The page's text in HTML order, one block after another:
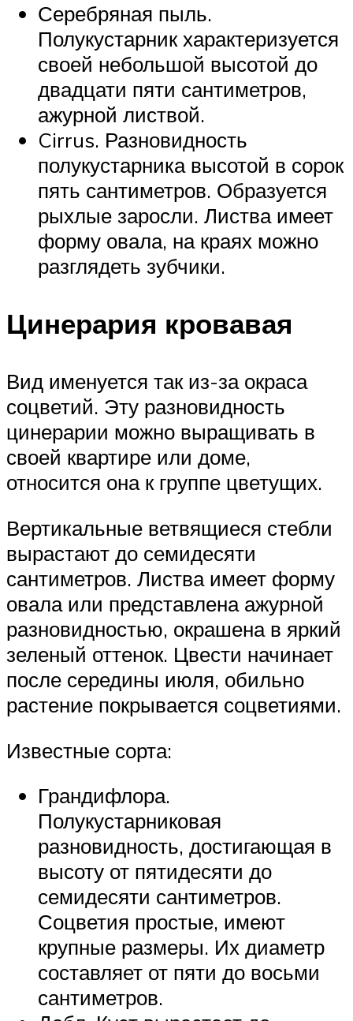
Серебряная пыль.
Полукустарник характеризуется
своей небольшой высотой до
двадцати пяти сантиметров,
ажурной листвой.
Cirrus. Разновидность
полукустарника высотой в сорок
пять сантиметров. Образуется
рыхлые заросли. Листва имеет
форму овала, на краях можно
разглядеть зубчики.
Цинерария кровавая
Вид именуется так из-за окраса
соцветий. Эту разновидность
цинерарии можно выращивать в
своей квартире или доме,
относится она к группе цветущих.
Вертикальные ветвящиеся стебли
вырастают до семидесяти
сантиметров. Листва имеет форму
овала или представлена ажурной
разновидностью, окрашена в яркий
зеленый оттенок. Цвести начинает
после середины июля, обильно
растение покрывается соцветиями.
Известные сорта:
Грандифлора.
Полукустарниковая
разновидность, достигающая в
высоту от пятидесяти до
семидесяти сантиметров.
Соцветия простые, имеют
крупные размеры. Их диаметр
составляет от пяти до восьми
сантиметров.